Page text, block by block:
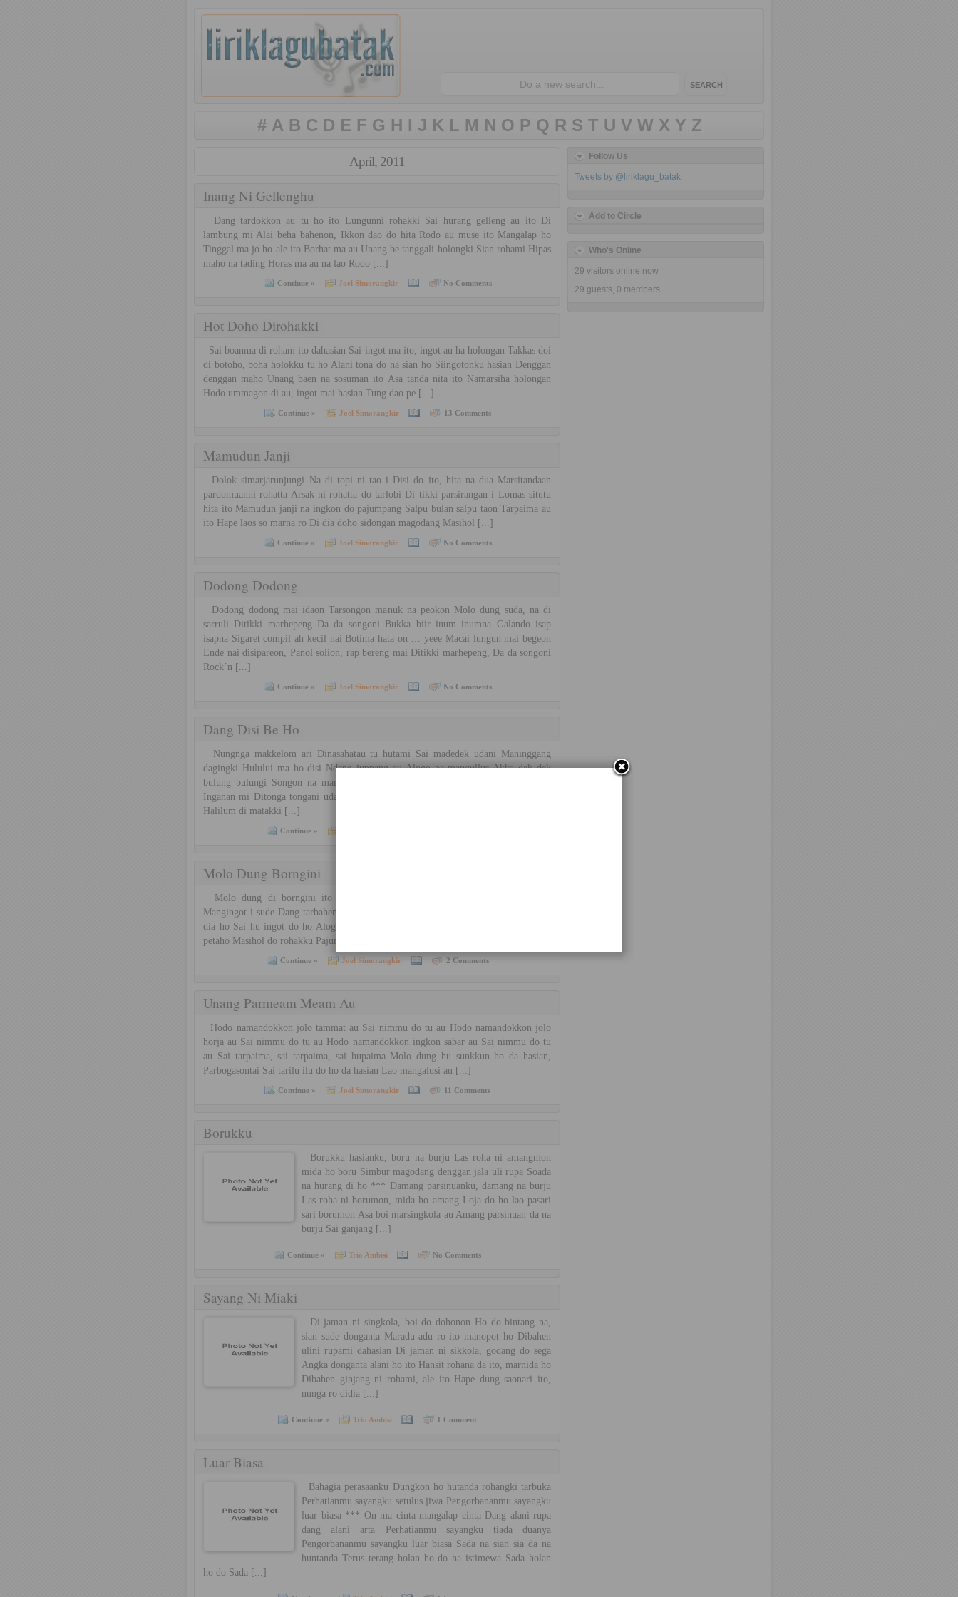
# A B C D E F G H I J K L M N O P Q R S T U V W X Y Z
April, 2011
Inang Ni Gellenghu
Dang tardokkon au tu ho ito Lungunni rohakki Sai hurang gelleng au ito Di
lambung mi Alai beha bahenon, Ikkon dao do hita Rodo au muse ito Mangalap ho
Tinggal ma jo ho ale ito Borhat ma au Unang be tanggali holongki Sian rohami Hipas
maho na tading Horas ma au na lao Rodo [...]
Continue » Joel Simorangkir No Comments
Hot Doho Dirohakki
Sai boanma di roham ito dahasian Sai ingot ma ito, ingot au ha holongan Takkas doi
di botoho, boha holokku tu ho Alani tona do na sian ho Siingotonku hasian Denggan
denggan maho Unang baen na sosuman ito Asa tanda nita ito Namarsiha holongan
Hodo ummagon di au, ingot mai hasian Tung dao pe [...]
Continue » Joel Simorangkir 13 Comments
Mamudun Janji
Dolok simarjarunjungi Na di topi ni tao i Disi do ito, hita na dua Marsitandaan
pardomuanni rohatta Arsak ni rohatta do tarlobi Di tikki parsirangan i Lomas situtu
hita ito Mamudun janji na ingkon do pajumpang Salpu bulan salpu taon Tarpaima au
ito Hape laos so marna ro Di dia doho sidongan magodang Masihol [...]
Continue » Joel Simorangkir No Comments
Dodong Dodong
Dodong dodong mai idaon Tarsongon manuk na peokon Molo dung suda, na di
sarruli Ditikki marhepeng Da da songoni Bukka biir inum inumna Galando isap
isapna Sigaret compil ah kecil nai Botima hata on … yeee Macai lungun mai begeon
Ende nai disipareon, Panol solion, rap bereng mai Ditikki marhepeng, Da da songoni
Rock’n [...]
Continue » Joel Simorangkir No Comments
Dang Disi Be Ho
Nungnga makkelom ari Dinasahatau tu hutami Sai madedek udani Maninggang
dagingki Hulului ma ho disi Ndang juppang au Alogo pe mangullus Akka dek dek
bulung bulungi Songon na mandok tu au Naso disi beho Doppak dia do nuaeng
Inganan mi Ditonga tongani udani Hudalani hutai ito Sai huhut marangan angan au
Halilum di matakki [...]
Continue »
Molo Dung Borngini
Molo dung di borngini ito Jot jot sai tarsunggul au ito Tarhatotong au disi
Mangingot i sude Dang tarbahen au ito, tu ho Laho markalupahon ho Manang na di
dia ho Sai hu ingot do ho Alogo na mangullus Pasahat tonakkon Manang na di dia
petaho Masihol do rohakku Pajumpang dohot ho, Di dia [...]
Continue » Joel Simorangkir 2 Comments
Unang Parmeam Meam Au
Hodo namandokkon jolo tammat au Sai nimmu do tu au Hodo namandokkon jolo
horja au Sai nimmu do tu au Hodo namandokkon ingkon sabar au Sai nimmu do tu
au Sai tarpaima, sai tarpaima, sai hupaima Molo dung hu sunkkun ho da hasian,
Parbogasontai Sai tarilu ilu do ho da hasian Lao mangalusi au [...]
Continue » Joel Simorangkir 11 Comments
Borukku
Borukku hasianku, boru na burju Las roha ni amangmon
mida ho boru Simbur magodang denggan jala uli rupa Soada
na hurang di ho *** Damang parsinuanku, damang na burju
Las roha ni borumon, mida ho amang Loja do ho lao pasari
sari borumon Asa boi marsingkola au Amang parsinuan da na
burju Sai ganjang [...]
Continue » Trio Ambisi No Comments
Sayang Ni Miaki
Di jaman ni singkola, boi do dohonon Ho do bintang na,
sian sude donganta Maradu-adu ro ito manopot ho Dibahen
ulini rupami dahasian Di jaman ni sikkola, godang do sega
Angka donganta alani ho ito Hansit rohana da ito, marnida ho
Dibahen ginjang ni rohami, ale ito Hape dung saonari ito,
nunga ro didia [...]
Continue » Trio Ambisi 1 Comment
Luar Biasa
Bahagia perasaanku Dungkon ho hutanda rohangki tarbuka
Perhatianmu sayangku setulus jiwa Pengorbananmu sayangku
luar biasa *** On ma cinta mangalap cinta Dang alani rupa
dang alani arta Perhatianmu sayangku tiada duanya
Pengorbananmu sayangku luar biasa Sada na sian sia da na
huntanda Terus terang holan ho do na istimewa Sada holan
ho do Sada [...]
Follow Us
Tweets by @liriklagu_batak
Add to Circle
Who's Online
29 visitors online now
29 guests, 0 members